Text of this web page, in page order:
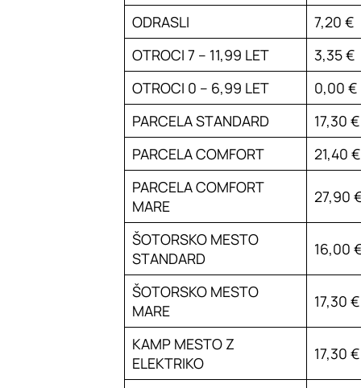
ODRASLI
7,20 €
OTROCI 7 – 11,99 LET
3,35 €
OTROCI 0 – 6,99 LET
0,00 €
PARCELA STANDARD
17,30 €
PARCELA COMFORT
21,40 €
PARCELA COMFORT
MARE
27,90
ŠOTORSKO MESTO
STANDARD
16,00
ŠOTORSKO MESTO
MARE
17,30 €
KAMP MESTO Z
ELEKTRIKO
17,30 €